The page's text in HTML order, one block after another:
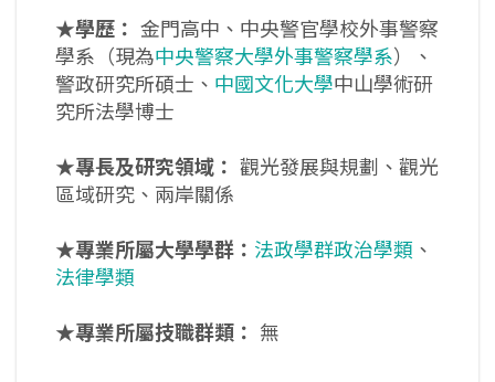
★學歷： 金門高中、中央警官學校外事警察
學系（現為中央警察大學外事警察學系）、
警政研究所碩士、 中國文化大學中山學術研
究所法學博士
★專長及研究領域： 觀光發展與規劃、觀光
區域研究、兩岸關係
★專業所屬大學學群： 法政學群政治學類 、
法律學類
★專業所屬技職群類： 無